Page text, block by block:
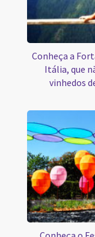
Conheça a
Itália, que
vinhedos